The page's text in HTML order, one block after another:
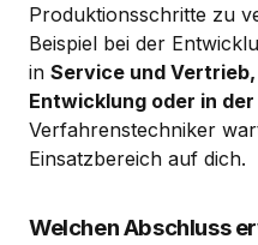
Produktionsschritte zu
Beispiel bei der
in Service und
Entwicklung oder in
Verfahrenstechniker
Einsatzbereich auf dich.
Welchen Abschluss